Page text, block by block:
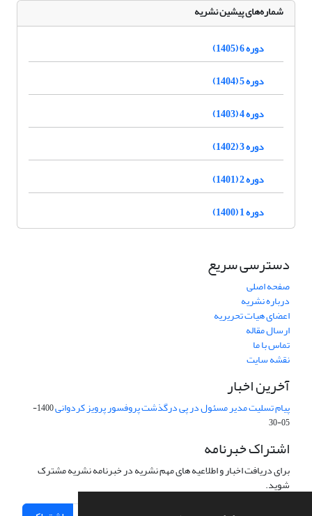
شماره‌های پیشین نشریه
دوره 6 (1405)
دوره 5 (1404)
دوره 4 (1403)
دوره 3 (1402)
دوره 2 (1401)
دوره 1 (1400)
دسترسی سریع
صفحه اصلی
درباره نشریه
اعضای هیات تحریریه
ارسال مقاله
تماس با ما
نقشه سایت
آخرین اخبار
پیام تسلیت مدیر مسئول در پی درگذشت پروفسور پرویز کردوانی
1400-
05-30
اشتراک خبرنامه
برای دریافت اخبار و اطلاعیه های مهم نشریه در خبرنامه نشریه مشترک
شوید.